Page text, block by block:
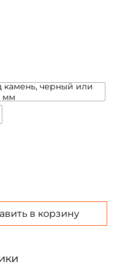
камень, черный или
мм
в корзину